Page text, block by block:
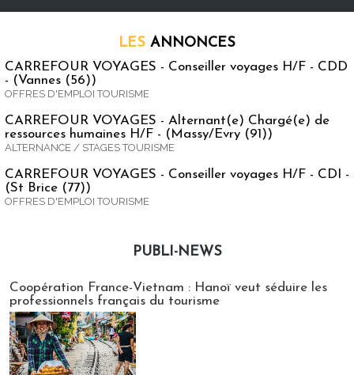
LES ANNONCES
CARREFOUR VOYAGES - Conseiller voyages H/F - CDD
- (Vannes (56))
OFFRES D'EMPLOI TOURISME
CARREFOUR VOYAGES - Alternant(e) Chargé(e) de
ressources humaines H/F - (Massy/Evry (91))
ALTERNANCE / STAGES TOURISME
CARREFOUR VOYAGES - Conseiller voyages H/F - CDI -
(St Brice (77))
OFFRES D'EMPLOI TOURISME
PUBLI-NEWS
Coopération France-Vietnam : Hanoï veut séduire les
professionnels français du tourisme